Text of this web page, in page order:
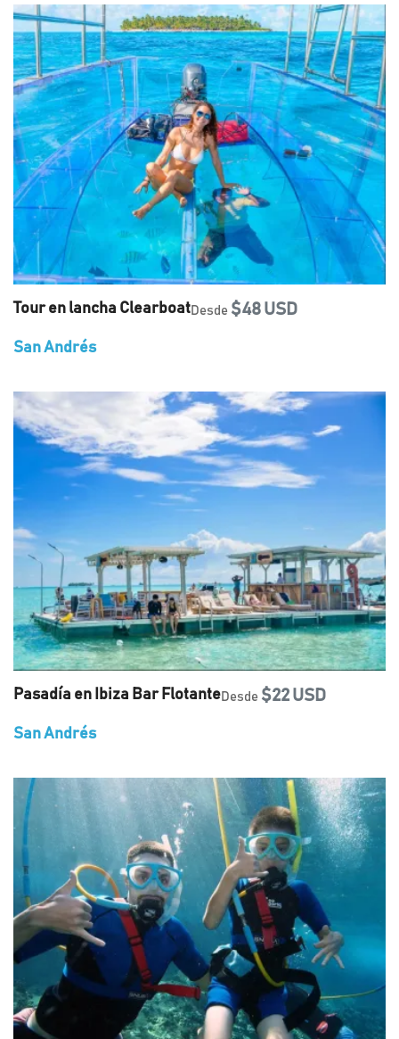
Tour en lancha ClearboatDesde $48 USD
San Andrés
Pasadía en Ibiza Bar FlotanteDesde $22 USD
San Andrés